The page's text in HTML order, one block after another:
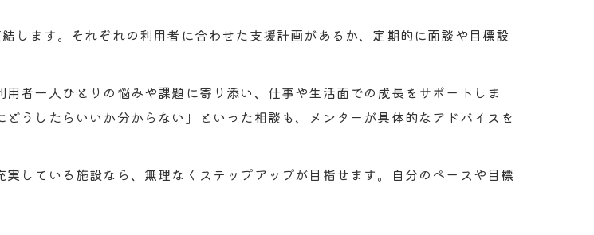
します。それぞれの利用者に合わせた支援計画があるか、定期的に面談や目標設
者一人ひとりの悩みや課題に寄り添い、仕事や生活面での成長をサポートしま
うしたらいいか分からない」といった相談も、メンターが具体的なアドバイスを
している施設なら、無理なくステップアップが目指せます。自分のペースや目標